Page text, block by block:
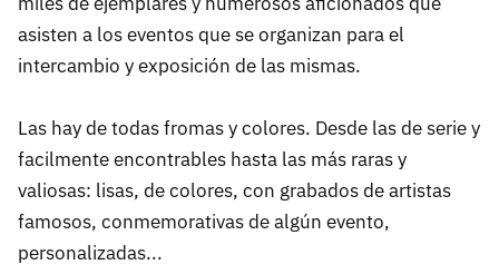
asisten a los eventos que se organizan para el
intercambio y exposición de las mismas.
Las hay de todas fromas y colores. Desde las de serie y
facilmente encontrables hasta las más raras y
valiosas: lisas, de colores, con grabados de artistas
famosos, conmemorativas de algún evento,
personalizadas...